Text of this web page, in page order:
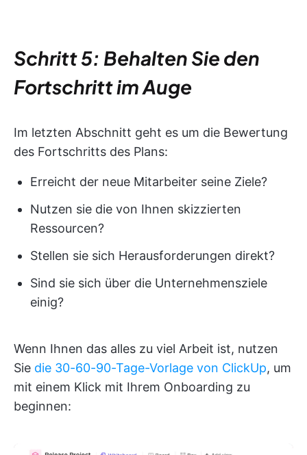
Schritt 5: Behalten Sie den
Fortschritt im Auge
Im letzten Abschnitt geht es um die Bewertung
des Fortschritts des Plans:
Erreicht der neue Mitarbeiter seine Ziele?
Nutzen sie die von Ihnen skizzierten
Ressourcen?
Stellen sie sich Herausforderungen direkt?
Sind sie sich über die Unternehmensziele
einig?
Wenn Ihnen das alles zu viel Arbeit ist, nutzen
Sie die 30-60-90-Tage-Vorlage von ClickUp, um
mit einem Klick mit Ihrem Onboarding zu
beginnen: